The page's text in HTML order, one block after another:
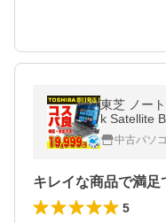
東芝 ノー
k Satellite
ンチワイ
中古パソ
キレイな商品で満
5